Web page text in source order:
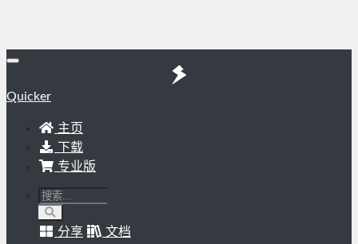
Quicker
主页
下载
专业版
分享
文档